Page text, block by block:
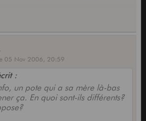
05 Nov 2006, 20:59
:
un pote qui a sa mère là-bas
ça. En quoi sont-ils différents?